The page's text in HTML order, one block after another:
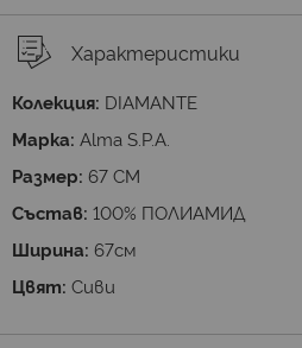
Характеристики
Колекция: DIAMANTE
Марка: Alma S.P.A.
Размер: 67 CM
Състав: 100% ПОЛИАМИД
Ширина: 67см
Цвят: Сиви